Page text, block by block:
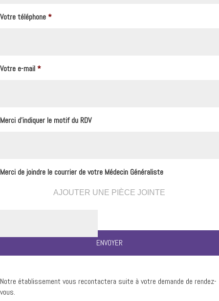
Votre téléphone*
Votre e-mail*
Merci d'indiquer le motif du RDV
Merci de joindre le courrier de votre Médecin Généraliste
AJOUTER UNE PIÈCE JOINTE
Notre établissement vous recontactera suite à votre demande de rendez-
vous.